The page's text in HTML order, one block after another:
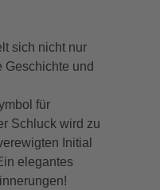
sich nicht nur
und
für
Schluck wird zu
Initial
elegantes